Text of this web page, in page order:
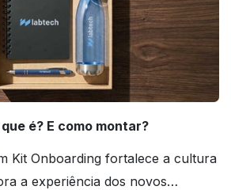
é? E como montar?
Kit Onboarding fortalece a cultura
a experiência dos novos